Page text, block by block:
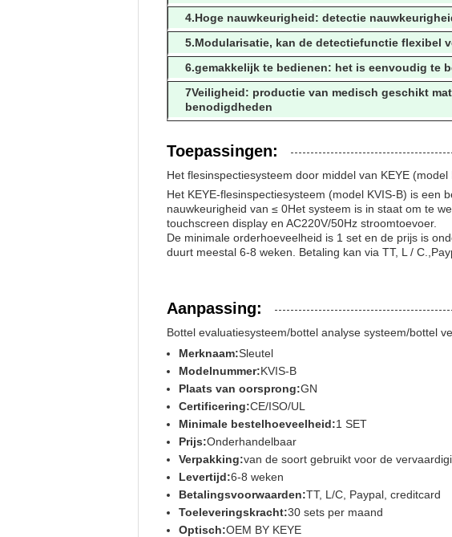
4.Hoge nauwkeurigheid: detectie
5.Modularisatie, kan de detectiefunctie flexibel
6.gemakkelijk te bedienen: het is eenvoudig te
7Veiligheid: productie van medisch geschikt
benodigdheden
Toepassingen:
Het flesinspectiesysteem door middel van KEYE (model
Het KEYE-flesinspectiesysteem (model KVIS-B) is een
nauwkeurigheid van ≤ 0Het systeem is in staat om te
touchscreen display en AC220V/50Hz stroomtoevoer.
De minimale orderhoeveelheid is 1 set en de prijs is
duurt meestal 6-8 weken. Betaling kan via TT, L /
Aanpassing:
Bottel evaluatiesysteem/bottel analyse systeem/bottel
Merknaam:Sleutel
Modelnummer:KVIS-B
Plaats van oorsprong:GN
Certificering:CE/ISO/UL
Minimale bestelhoeveelheid:1 SET
Prijs:Onderhandelbaar
Verpakking:van de soort gebruikt voor de
Levertijd:6-8 weken
Betalingsvoorwaarden:TT, L/C, Paypal, creditcard
Toeleveringskracht:30 sets per maand
Optisch:OEM BY KEYE